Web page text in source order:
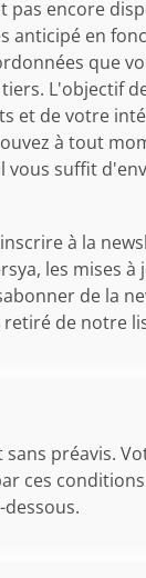
pas encore
anticipé en
que
L'objectif
et de votre
à tout
suffit
à la
les mises à
de la
de notre
préavis.
ces